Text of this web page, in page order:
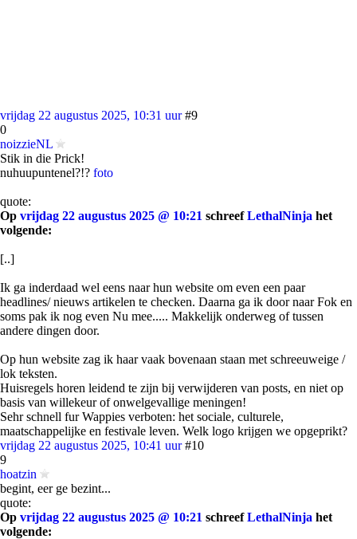
vrijdag 22 augustus 2025, 10:31 uur #9
0
noizzieNL
Stik in die Prick!
nuhuupuntenel?!? foto
quote:
Op vrijdag 22 augustus 2025 @ 10:21 schreefLethalNinja het
volgende:
[..]
Ik ga inderdaad wel eens naar hun website om even een paar
headlines/ nieuws artikelen te checken. Daarna ga ik door naar Fok en
soms pak ik nog even Nu mee..... Makkelijk onderweg of tussen
andere dingen door.
Op hun website zag ik haar vaak bovenaan staan met schreeuweige /
lok teksten.
Huisregels horen leidend te zijn bij verwijderen van posts, en niet op
basis van willekeur of onwelgevallige meningen!
Sehr schnell fur Wappies verboten: het sociale, culturele,
maatschappelijke en festivale leven. Welk logo krijgen we opgeprikt?
vrijdag 22 augustus 2025, 10:41 uur #10
9
hoatzin
begint, eer ge bezint...
quote:
Op vrijdag 22 augustus 2025 @ 10:21 schreefLethalNinja het
volgende: